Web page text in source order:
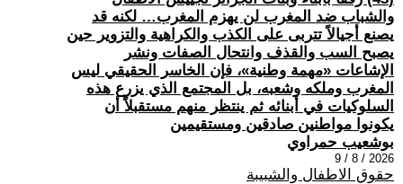
والشباب ضد المغرب لن يهزم المغرب… لكنه قد
يصنع أجيالاً تتربى على الكذب والكراهية والتزوير حين
يصبح السب والقذف وانتحال الصفات ونشر
الإشاعات «مهمة وطنية»، فإن الخاسر الحقيقي ليس
المغرب وملكه وشعبه، بل المجتمع الذي يزرع هذه
السلوكيات في أبنائه ثم ينتظر منهم مستقبلاً أن
يكونوا مواطنين صادقين ومستقيمين
بوشعيب حمراوي
2026 / 8 / 9
حقوق الاطفال والشبيبة